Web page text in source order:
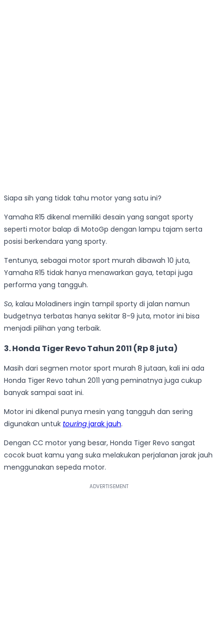
Siapa sih yang tidak tahu motor yang satu ini?
Yamaha R15 dikenal memiliki desain yang sangat sporty
seperti motor balap di MotoGp dengan lampu tajam serta
posisi berkendara yang sporty.
Tentunya, sebagai motor sport murah dibawah 10 juta,
Yamaha R15 tidak hanya menawarkan gaya, tetapi juga
performa yang tangguh.
So, kalau Moladiners ingin tampil sporty di jalan namun
budgetnya terbatas hanya sekitar 8-9 juta, motor ini bisa
menjadi pilihan yang terbaik.
3. Honda Tiger Revo Tahun 2011 (Rp 8 juta)
Masih dari segmen motor sport murah 8 jutaan, kali ini ada
Honda Tiger Revo tahun 2011 yang peminatnya juga cukup
banyak sampai saat ini.
Motor ini dikenal punya mesin yang tangguh dan sering
digunakan untuk touring jarak jauh.
Dengan CC motor yang besar, Honda Tiger Revo sangat
cocok buat kamu yang suka melakukan perjalanan jarak jauh
menggunakan sepeda motor.